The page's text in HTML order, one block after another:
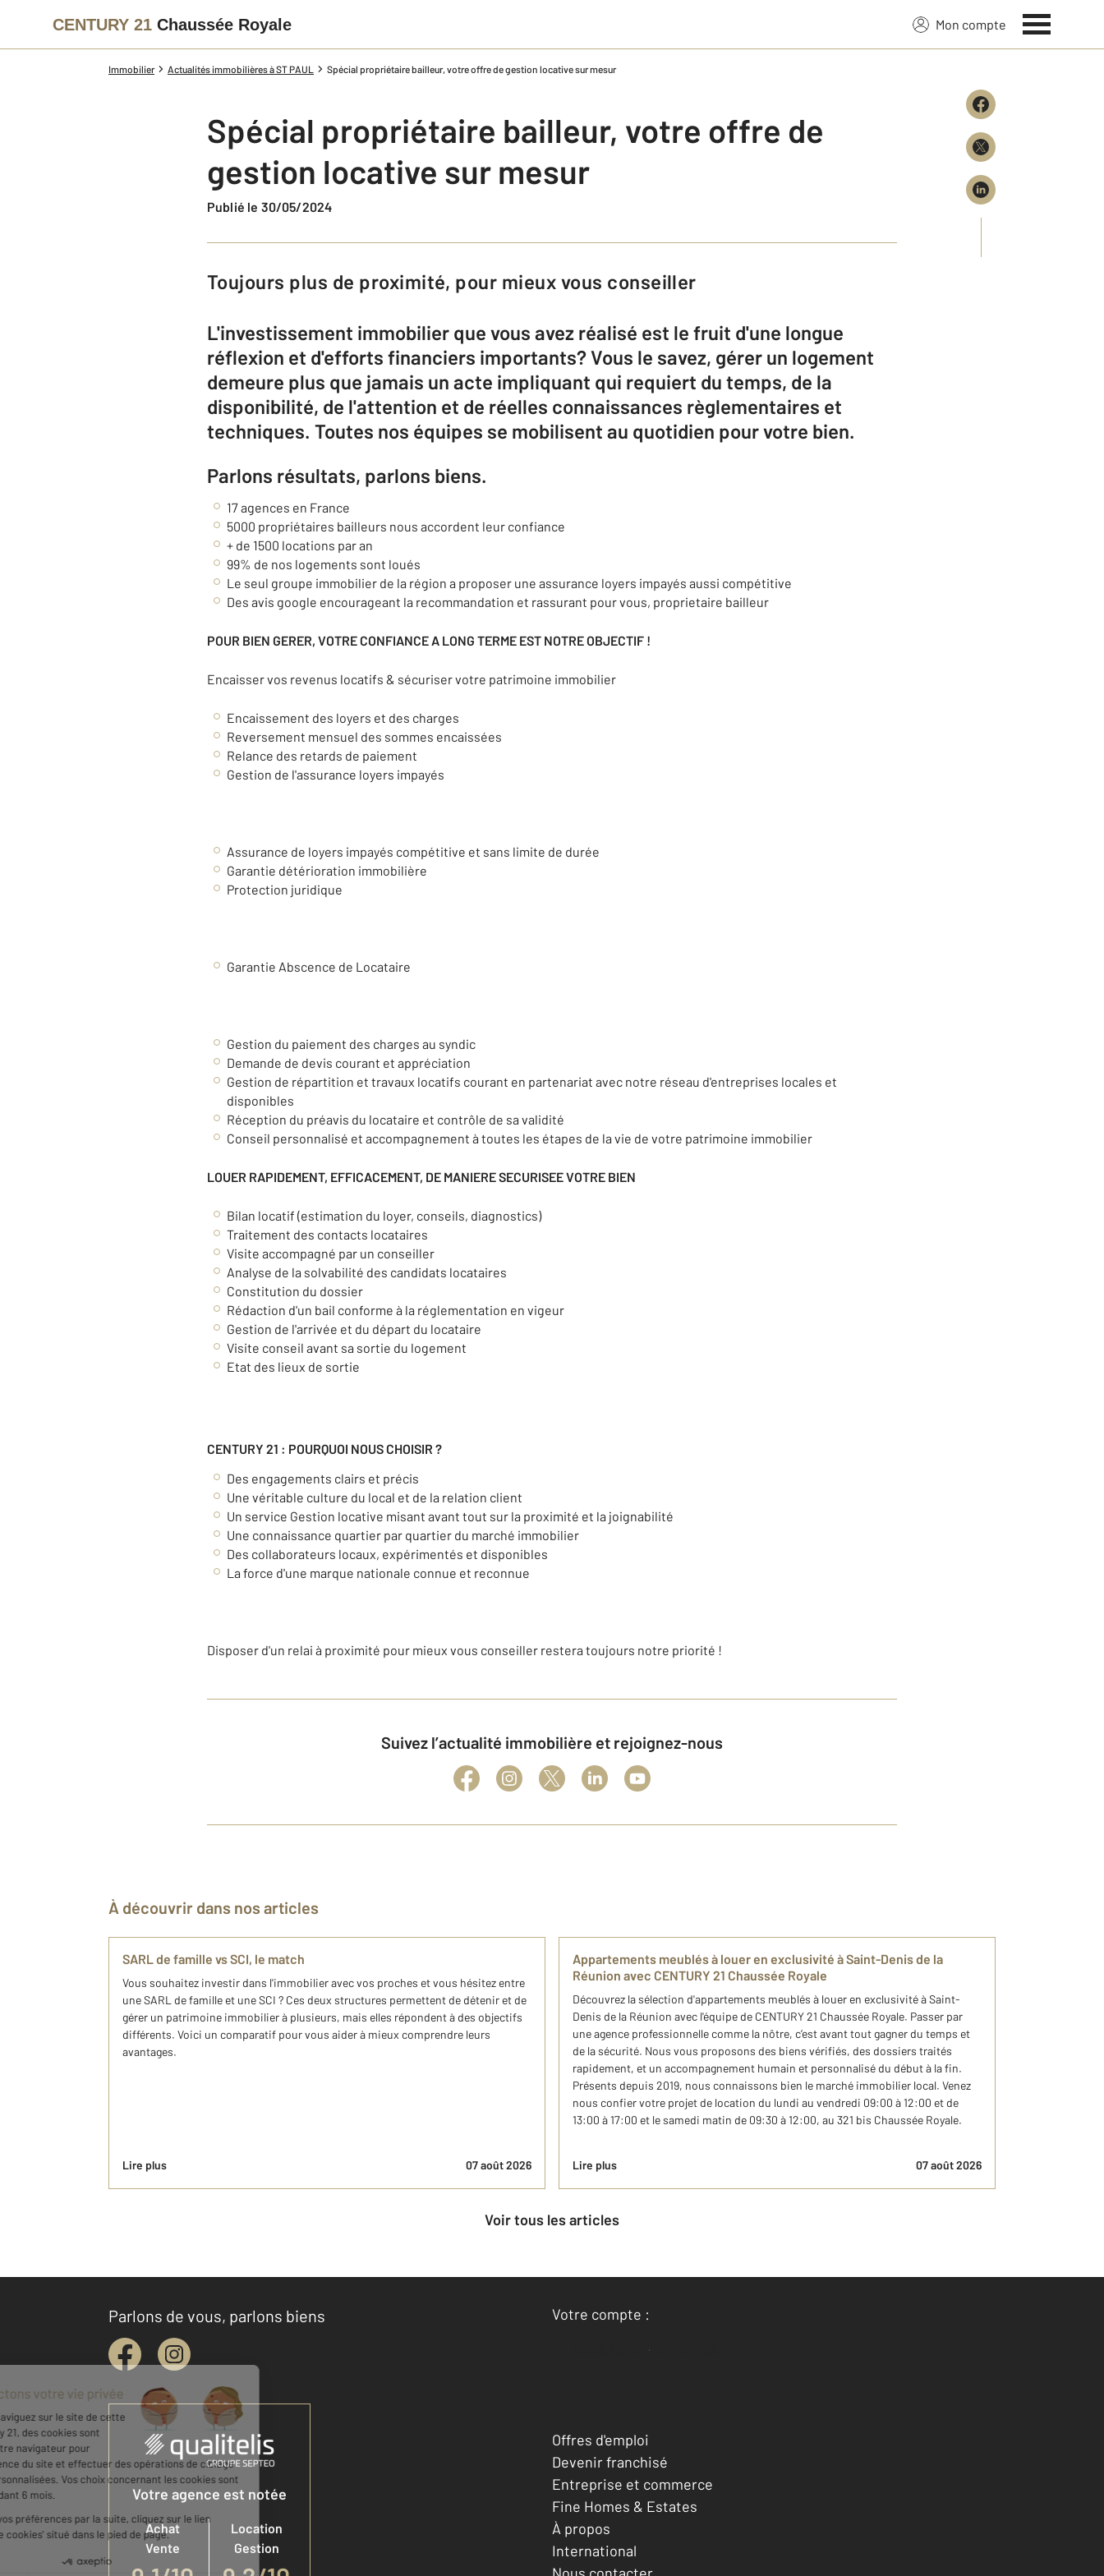
CENTURY 21 Chaussée Royale Mon compte
Immobilier Actualités immobilières à ST PAUL Spécial propriétaire bailleur, votre offre de gestion locative sur mesur
Spécial propriétaire bailleur, votre offre de
gestion locative sur mesur
Publié le 30/05/2024
Toujours plus de proximité, pour mieux vous conseiller
L'investissement immobilier que vous avez réalisé est le fruit d'une longue
réflexion et d'efforts financiers importants? Vous le savez, gérer un logement
demeure plus que jamais un acte impliquant qui requiert du temps, de la
disponibilité, de l'attention et de réelles connaissances règlementaires et
techniques. Toutes nos équipes se mobilisent au quotidien pour votre bien.
Parlons résultats, parlons biens.
17 agences en France
5000 propriétaires bailleurs nous accordent leur confiance
+ de 1500 locations par an
99% de nos logements sont loués
Le seul groupe immobilier de la région a proposer une assurance loyers impayés aussi compétitive
Des avis google encourageant la recommandation et rassurant pour vous, proprietaire bailleur
POUR BIEN GERER, VOTRE CONFIANCE A LONG TERME EST NOTRE OBJECTIF !
Encaisser vos revenus locatifs & sécuriser votre patrimoine immobilier
Encaissement des loyers et des charges
Reversement mensuel des sommes encaissées
Relance des retards de paiement
Gestion de l'assurance loyers impayés
Assurance de loyers impayés compétitive et sans limite de durée
Garantie détérioration immobilière
Protection juridique
Garantie Abscence de Locataire
Gestion du paiement des charges au syndic
Demande de devis courant et appréciation
Gestion de répartition et travaux locatifs courant en partenariat avec notre réseau d'entreprises locales et
disponibles
Réception du préavis du locataire et contrôle de sa validité
Conseil personnalisé et accompagnement à toutes les étapes de la vie de votre patrimoine immobilier
LOUER RAPIDEMENT, EFFICACEMENT, DE MANIERE SECURISEE VOTRE BIEN
Bilan locatif (estimation du loyer, conseils, diagnostics)
Traitement des contacts locataires
Visite accompagné par un conseiller
Analyse de la solvabilité des candidats locataires
Constitution du dossier
Rédaction d'un bail conforme à la réglementation en vigeur
Gestion de l'arrivée et du départ du locataire
Visite conseil avant sa sortie du logement
Etat des lieux de sortie
CENTURY 21 : POURQUOI NOUS CHOISIR ?
Des engagements clairs et précis
Une véritable culture du local et de la relation client
Un service Gestion locative misant avant tout sur la proximité et la joignabilité
Une connaissance quartier par quartier du marché immobilier
Des collaborateurs locaux, expérimentés et disponibles
La force d'une marque nationale connue et reconnue
Disposer d'un relai à proximité pour mieux vous conseiller restera toujours notre priorité !
Suivez l’actualité immobilière et rejoignez-nous
À découvrir dans nos articles
SARL de famille vs SCI, le match
Vous souhaitez investir dans l'immobilier avec vos proches et vous hésitez entre
une SARL de famille et une SCI ? Ces deux structures permettent de détenir et de
gérer un patrimoine immobilier à plusieurs, mais elles répondent à des objectifs
différents. Voici un comparatif pour vous aider à mieux comprendre leurs
avantages.
Lire plus 07 août 2026
​Appartements meublés à louer en exclusivité à Saint-Denis de la
Réunion avec CENTURY 21 Chaussée Royale
​Découvrez la sélection d'appartements meublés à louer en exclusivité à Saint-
Denis de la Réunion avec l'équipe de CENTURY 21 Chaussée Royale. Passer par
une agence professionnelle comme la nôtre, c’est avant tout gagner du temps et
de la sécurité. Nous vous proposons des biens vérifiés, des dossiers traités
rapidement, et un accompagnement humain et personnalisé du début à la fin.
Présents depuis 2019, nous connaissons bien le marché immobilier local. Venez
nous confier votre projet de location du lundi au vendredi 09:00 à 12:00 et de
13:00 à 17:00 et le samedi matin de 09:30 à 12:00, au 321 bis Chaussée Royale.
Lire plus 07 août 2026
Voir tous les articles
Parlons de vous, parlons biens
Votre compte :
Accéder à mon compte
Votre agence est notée
Achat
Vente
Location
Gestion
Offres d'emploi
Devenir franchisé
Entreprise et commerce
Fine Homes & Estates
À propos
International
Nous contacter